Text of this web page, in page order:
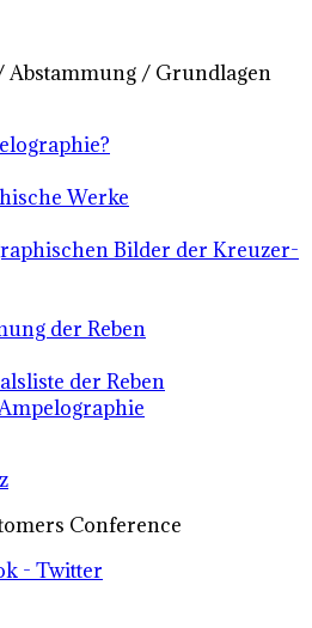
Abstammung / Grundlagen
Werke
Bilder der Kreuzer-
der Reben
der Reben
Conference
- Twitter